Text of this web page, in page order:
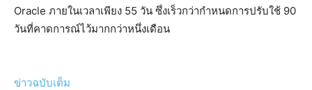
Oracle ภายในเวลาเพียง 55 วัน ซึ่งเร็วกว่ากำหนดการปรับใช้ 90
วันที่คาดการณ์ไว้มากกว่าหนึ่งเดือน
ข่าวฉบับเต็ม